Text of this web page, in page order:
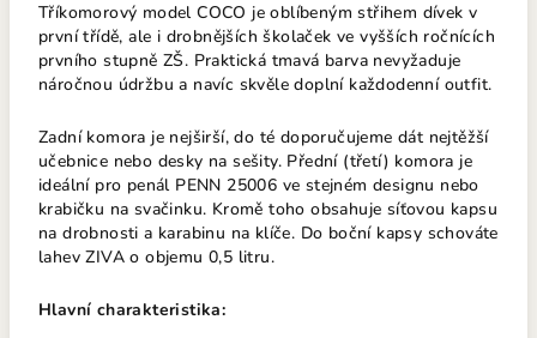
Tříkomorový model COCO je oblíbeným střihem dívek v
první třídě, ale i drobnějších školaček ve vyšších ročnících
prvního stupně ZŠ. Praktická tmavá barva nevyžaduje
náročnou údržbu a navíc skvěle doplní každodenní outfit.
Zadní komora je nejširší, do té doporučujeme dát nejtěžší
učebnice nebo desky na sešity. Přední (třetí) komora je
ideální pro penál PENN 25006 ve stejném designu nebo
krabičku na svačinku. Kromě toho obsahuje síťovou kapsu
na drobnosti a karabinu na klíče. Do boční kapsy schováte
lahev ZIVA o objemu 0,5 litru.
Hlavní charakteristika: